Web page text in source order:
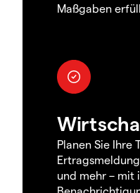
Maßgaben
Planen Sie Ihre
und mehr – mit